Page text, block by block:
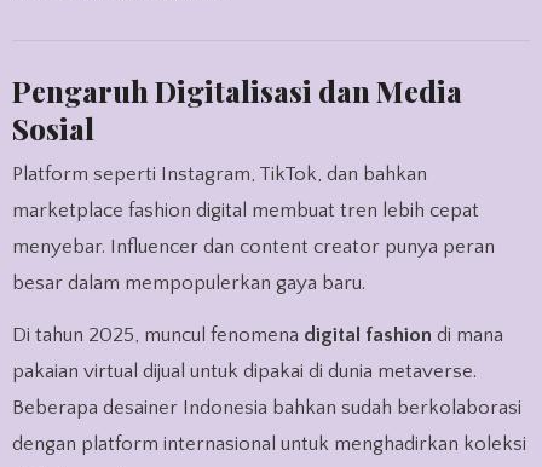
Pengaruh Digitalisasi dan Media
Sosial
Platform seperti Instagram, TikTok, dan bahkan
marketplace fashion digital membuat tren lebih cepat
menyebar. Influencer dan content creator punya peran
besar dalam mempopulerkan gaya baru.
Di tahun 2025, muncul fenomena digital fashion di mana
pakaian virtual dijual untuk dipakai di dunia metaverse.
Beberapa desainer Indonesia bahkan sudah berkolaborasi
dengan platform internasional untuk menghadirkan koleksi